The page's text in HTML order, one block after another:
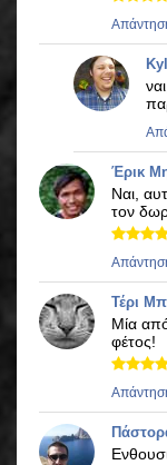
Έρικ
Ναι,
τον
Τέρι
Μία από
φέτος!